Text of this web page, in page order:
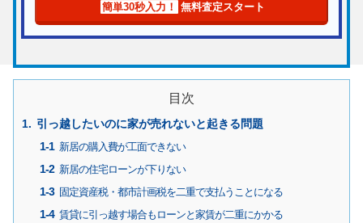
簡単30秒入力！ 無料査定スタート
目次
引っ越したいのに家が売れないと起きる問題
新居の購入費が工面できない
新居の住宅ローンが下りない
固定資産税・都市計画税を二重で支払うことになる
賃貸に引っ越す場合もローンと家賃が二重にかかる